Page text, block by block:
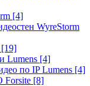
[4]
WyreStorm
[19]
Lumens [4]
по IP Lumens [4]
Forsite [8]